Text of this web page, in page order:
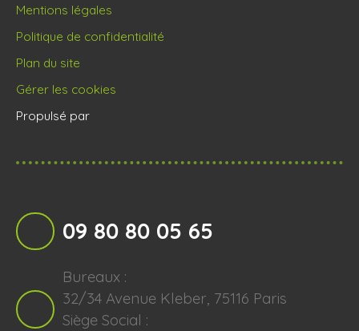
Mentions légales
Politique de confidentialité
Plan du site
Gérer les cookies
Propulsé par
09 80 80 05 65
Bureaux :
32/34 Avenue Kleber, 75116 Paris
Siège Social :